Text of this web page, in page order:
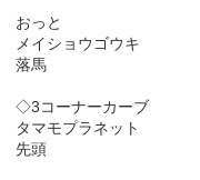
おっと
メイショウゴウキ
落馬
◇3コーナーカーブ
タマモプラネット
先頭